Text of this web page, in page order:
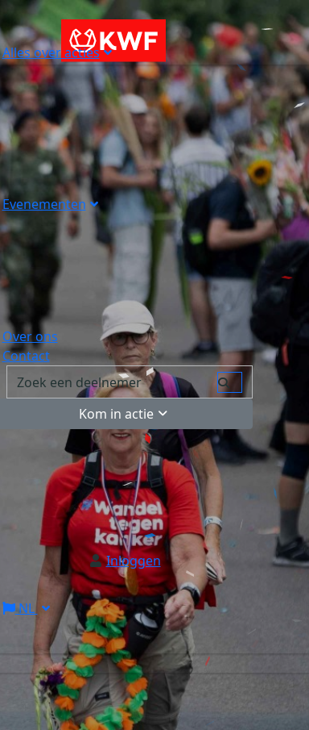
Alles over acties
Evenementen
Over ons
Contact
Kom in actie
Inloggen
NL